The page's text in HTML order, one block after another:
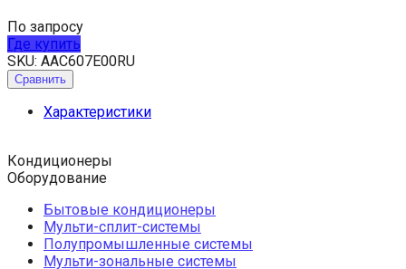
По запросу
Где купить
SKU: AAC607E00RU
Сравнить
Характеристики
Кондиционеры
Оборудование
Бытовые кондиционеры
Мульти-сплит-системы
Полупромышленные системы
Мульти-зональные системы